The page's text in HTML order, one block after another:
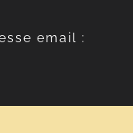
email :